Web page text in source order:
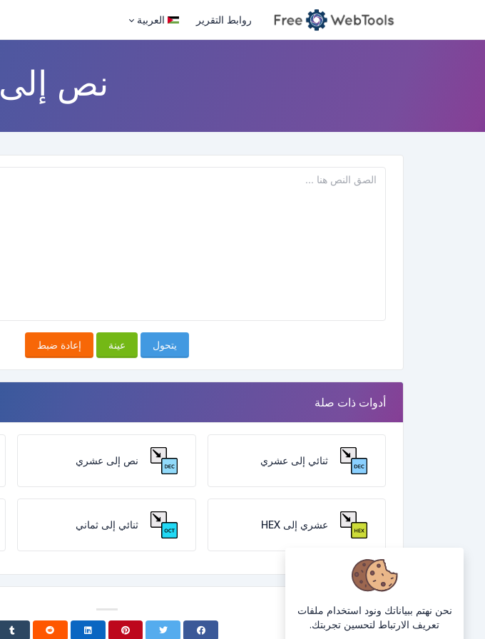
روابط التقرير العربية
نص إلى Octal
يتحول عينة إعادة ضبط
أدوات ذات صلة
ثنائي إلى عشري نص إلى عشري
عشري إلى HEX ثنائي إلى ثماني
نحن نهتم ببياناتك ونود استخدام ملفات
تعريف الارتباط لتحسين تجربتك.